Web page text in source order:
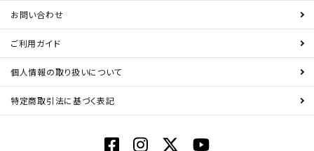
お問い合わせ
ご利用ガイド
個人情報の取り扱いについて
特定商取引法に基づく表記